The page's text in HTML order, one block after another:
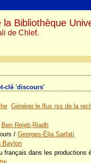
clé 'discours'
Générer le flux rss de la
Ben Rejeb,Riadh
/Georges-Élia Sarfati
Baylon
français dans les
Bibliothèque
de Chlef.